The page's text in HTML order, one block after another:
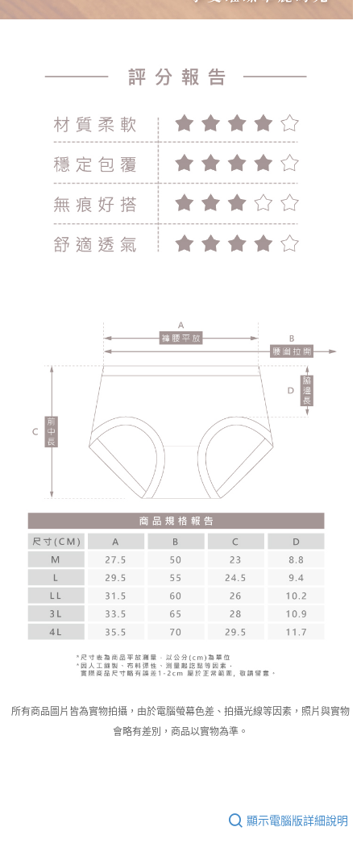
所有商品圖片皆為實物拍攝，由於電腦螢幕色差、拍攝光線等因素，照片與實物
會略有差別，商品以實物為準。
顯示電腦版詳細說明